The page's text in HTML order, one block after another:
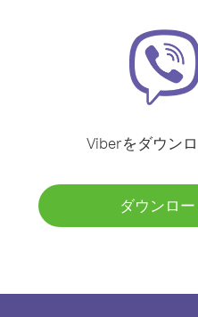
Viberをダウンロ
ダウンロー